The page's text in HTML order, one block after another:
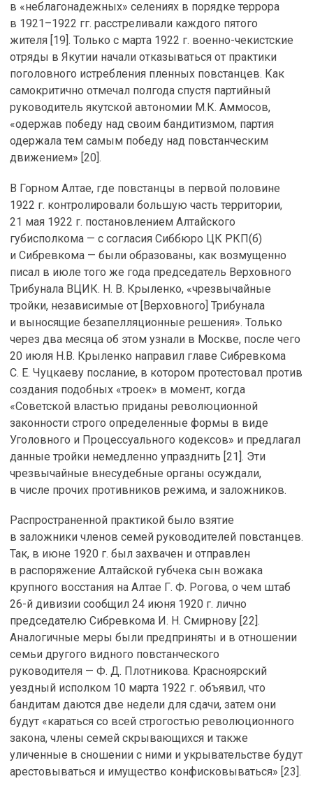
в «неблагонадежных» селениях в порядке террора
в 1921–1922 гг. расстреливали каждого пятого
жителя [19]. Только с марта 1922 г. военно-чекистские
отряды в Якутии начали отказываться от практики
поголовного истребления пленных повстанцев. Как
самокритично отмечал полгода спустя партийный
руководитель якутской автономии М.К. Аммосов,
«одержав победу над своим бандитизмом, партия
одержала тем самым победу над повстанческим
движением» [20].
В Горном Алтае, где повстанцы в первой половине
1922 г. контролировали большую часть территории,
21 мая 1922 г. постановлением Алтайского
губисполкома — с согласия Сиббюро ЦК РКП(б)
и Сибревкома — были образованы, как возмущенно
писал в июле того же года председатель Верховного
Трибунала ВЦИК. Н. В. Крыленко, «чрезвычайные
тройки, независимые от [Верховного] Трибунала
и выносящие безапелляционные решения». Только
через два месяца об этом узнали в Москве, после чего
20 июля Н.В. Крыленко направил главе Сибревкома
С. Е. Чуцкаеву послание, в котором протестовал против
создания подобных «троек» в момент, когда
«Советской властью приданы революционной
законности строго определенные формы в виде
Уголовного и Процессуального кодексов» и предлагал
данные тройки немедленно упразднить [21]. Эти
чрезвычайные внесудебные органы осуждали,
в числе прочих противников режима, и заложников.
Распространенной практикой было взятие
в заложники членов семей руководителей повстанцев.
Так, в июне 1920 г. был захвачен и отправлен
в распоряжение Алтайской губчека сын вожака
крупного восстания на Алтае Г. Ф. Рогова, о чем штаб
26-й дивизии сообщил 24 июня 1920 г. лично
председателю Сибревкома И. Н. Смирнову [22].
Аналогичные меры были предприняты и в отношении
семьи другого видного повстанческого
руководителя — Ф. Д. Плотникова. Красноярский
уездный исполком 10 марта 1922 г. объявил, что
бандитам даются две недели для сдачи, затем они
будут «караться со всей строгостью революционного
закона, члены семей скрывающихся и также
уличенные в сношении с ними и укрывательстве будут
арестовываться и имущество конфисковываться» [23].